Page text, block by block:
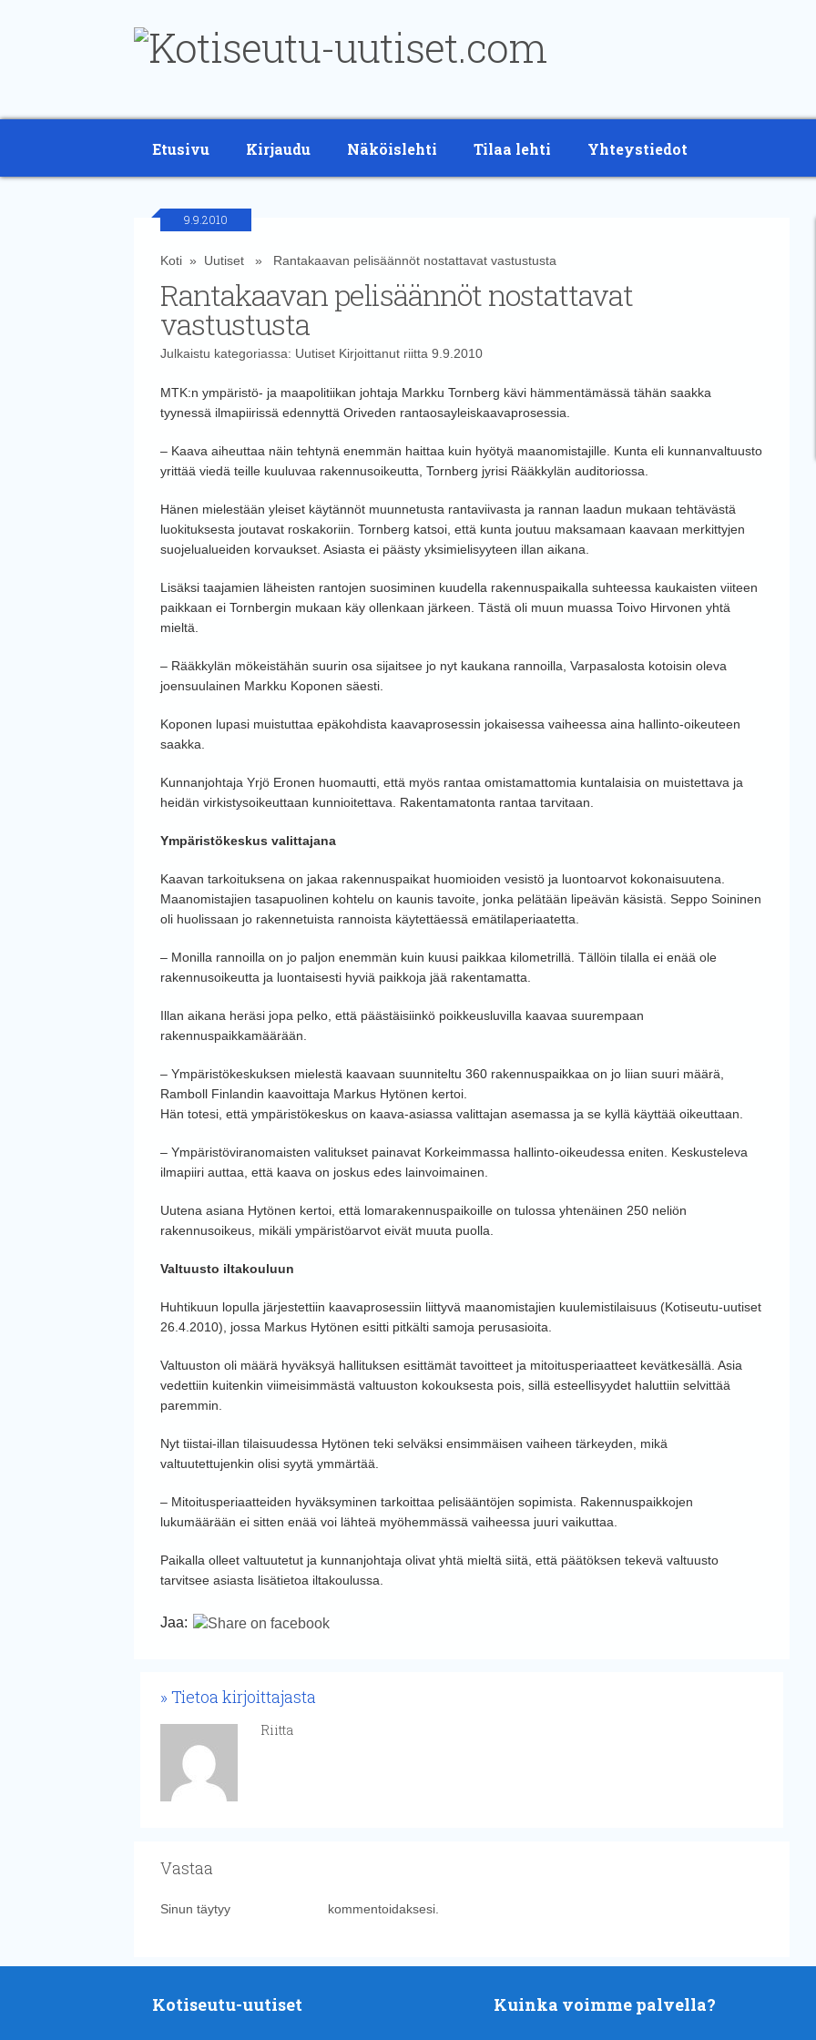
Etusivu Kirjaudu Näköislehti Tilaa lehti Yhteystiedot
9.9.2010
Koti» Uutiset» Rantakaavan pelisäännöt nostattavat vastustusta
Rantakaavan pelisäännöt nostattavat
vastustusta
Julkaistu kategoriassa: UutisetKirjoittanut riitta 9.9.2010
MTK:n ympäristö- ja maapolitiikan johtaja Markku Tornberg kävi hämmentämässä tähän saakka
tyynessä ilmapiirissä edennyttä Oriveden rantaosayleiskaavaprosessia.
– Kaava aiheuttaa näin tehtynä enemmän haittaa kuin hyötyä maanomistajille. Kunta eli kunnanvaltuusto
yrittää viedä teille kuuluvaa rakennusoikeutta, Tornberg jyrisi Rääkkylän auditoriossa.
Hänen mielestään yleiset käytännöt muunnetusta rantaviivasta ja rannan laadun mukaan tehtävästä
luokituksesta joutavat roskakoriin. Tornberg katsoi, että kunta joutuu maksamaan kaavaan merkittyjen
suojelualueiden korvaukset. Asiasta ei päästy yksimielisyyteen illan aikana.
Lisäksi taajamien läheisten rantojen suosiminen kuudella rakennuspaikalla suhteessa kaukaisten viiteen
paikkaan ei Tornbergin mukaan käy ollenkaan järkeen. Tästä oli muun muassa Toivo Hirvonen yhtä
mieltä.
– Rääkkylän mökeistähän suurin osa sijaitsee jo nyt kaukana rannoilla, Varpasalosta kotoisin oleva
joensuulainen Markku Koponen säesti.
Koponen lupasi muistuttaa epäkohdista kaavaprosessin jokaisessa vaiheessa aina hallinto-oikeuteen
saakka.
Kunnanjohtaja Yrjö Eronen huomautti, että myös rantaa omistamattomia kuntalaisia on muistettava ja
heidän virkistysoikeuttaan kunnioitettava. Rakentamatonta rantaa tarvitaan.
Ympäristökeskus valittajana
Kaavan tarkoituksena on jakaa rakennuspaikat huomioiden vesistö ja luontoarvot kokonaisuutena.
Maanomistajien tasapuolinen kohtelu on kaunis tavoite, jonka pelätään lipeävän käsistä. Seppo Soininen
oli huolissaan jo rakennetuista rannoista käytettäessä emätilaperiaatetta.
– Monilla rannoilla on jo paljon enemmän kuin kuusi paikkaa kilometrillä. Tällöin tilalla ei enää ole
rakennusoikeutta ja luontaisesti hyviä paikkoja jää rakentamatta.
Illan aikana heräsi jopa pelko, että päästäisiinkö poikkeusluvilla kaavaa suurempaan
rakennuspaikkamäärään.
– Ympäristökeskuksen mielestä kaavaan suunniteltu 360 rakennuspaikkaa on jo liian suuri määrä,
Ramboll Finlandin kaavoittaja Markus Hytönen kertoi.
Hän totesi, että ympäristökeskus on kaava-asiassa valittajan asemassa ja se kyllä käyttää oikeuttaan.
– Ympäristöviranomaisten valitukset painavat Korkeimmassa hallinto-oikeudessa eniten. Keskusteleva
ilmapiiri auttaa, että kaava on joskus edes lainvoimainen.
Uutena asiana Hytönen kertoi, että lomarakennuspaikoille on tulossa yhtenäinen 250 neliön
rakennusoikeus, mikäli ympäristöarvot eivät muuta puolla.
Valtuusto iltakouluun
Huhtikuun lopulla järjestettiin kaavaprosessiin liittyvä maanomistajien kuulemistilaisuus (Kotiseutu-uutiset
26.4.2010), jossa Markus Hytönen esitti pitkälti samoja perusasioita.
Valtuuston oli määrä hyväksyä hallituksen esittämät tavoitteet ja mitoitusperiaatteet kevätkesällä. Asia
vedettiin kuitenkin viimeisimmästä valtuuston kokouksesta pois, sillä esteellisyydet haluttiin selvittää
paremmin.
Nyt tiistai-illan tilaisuudessa Hytönen teki selväksi ensimmäisen vaiheen tärkeyden, mikä
valtuutettujenkin olisi syytä ymmärtää.
– Mitoitusperiaatteiden hyväksyminen tarkoittaa pelisääntöjen sopimista. Rakennuspaikkojen
lukumäärään ei sitten enää voi lähteä myöhemmässä vaiheessa juuri vaikuttaa.
Paikalla olleet valtuutetut ja kunnanjohtaja olivat yhtä mieltä siitä, että päätöksen tekevä valtuusto
tarvitsee asiasta lisätietoa iltakoulussa.
Jaa:
Tietoa kirjoittajasta
Riitta
Vastaa
Sinun täytyy kommentoidaksesi.
Kotiseutu-uutiset Kuinka voimme palvella?